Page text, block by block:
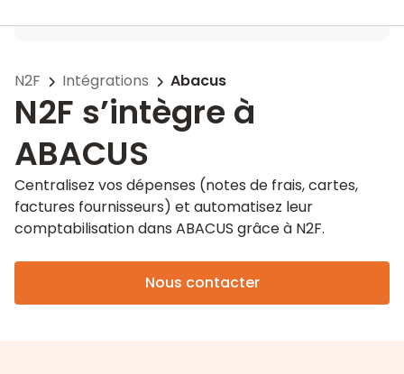
N2F Intégrations Abacus
N2F s’intègre à
ABACUS
Centralisez vos dépenses (notes de frais, cartes,
factures fournisseurs) et automatisez leur
comptabilisation dans ABACUS grâce à N2F.
Nous contacter